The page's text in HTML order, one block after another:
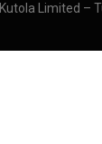
Kutola Limited –